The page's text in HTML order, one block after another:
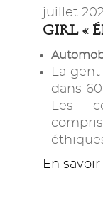
juillet
GIRL «
La
dans
Les
En savoir